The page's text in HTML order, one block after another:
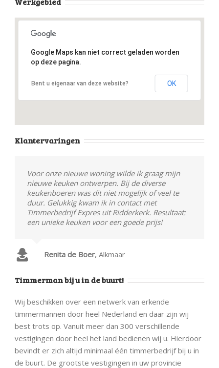
Google Maps kan niet correct geladen worden
op deze pagina.
Bent u eigenaar van deze website? OK
Klantervaringen
Voor onze nieuwe woning wilde ik graag mijn
nieuwe keuken ontwerpen. Bij de diverse
keukenboeren was dit niet mogelijk of veel te
duur. Gelukkig kwam ik in contact met
Timmerbedrijf Expres uit Ridderkerk. Resultaat:
een unieke keuken voor een goede prijs!
Renita de Boer, Alkmaar
Timmerman bij u in de buurt!
Wij beschikken over een netwerk van erkende
timmermannen door heel Nederland en daar zijn wij
best trots op. Vanuit meer dan 300 verschillende
vestigingen door heel het land bedienen wij u. Hierdoor
bevindt er zich altijd minimaal één timmerbedrijf bij u in
de buurt. De grootste vestigingen in uw provincie